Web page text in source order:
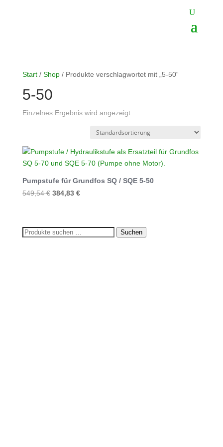
Start/ Shop/ Produkte verschlagwortet mit „5-50“
5-50
Einzelnes Ergebnis wird angezeigt
Pumpstufe für Grundfos SQ / SQE 5-50
549,54€ Ursprünglicher
549,54 €
384,83 €Aktueller
384,83 €.
Suchen
Suchen